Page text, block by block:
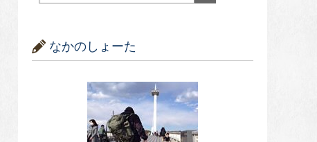
なかのしょーた